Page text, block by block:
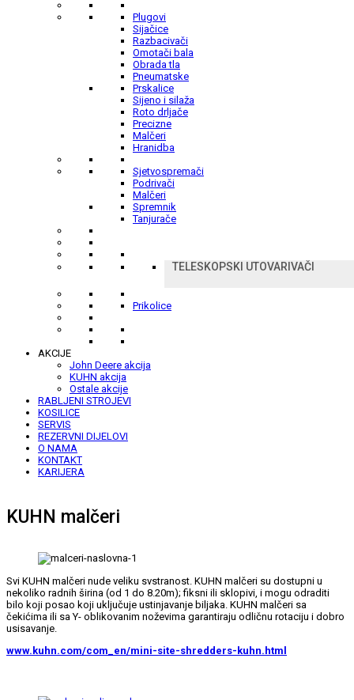
Plugovi
Sijačice
Razbacivači
Omotači bala
Obrada tla
Pneumatske
Prskalice
Sijeno i silaža
Roto drljače
Precizne
Malčeri
Hranidba
Sjetvospremači
Podrivači
Malčeri
Spremnik
Tanjurače
TELESKOPSKI UTOVARIVAČI
Prikolice
AKCIJE
John Deere akcija
KUHN akcija
Ostale akcije
RABLJENI STROJEVI
KOSILICE
SERVIS
REZERVNI DIJELOVI
O NAMA
KONTAKT
KARIJERA
KUHN malčeri
Svi KUHN malčeri nude veliku svstranost. KUHN malčeri su dostupni u
nekoliko radnih širina (od 1 do 8.20m); fiksni ili sklopivi, i mogu odraditi
bilo koji posao koji uključuje ustinjavanje biljaka. KUHN malčeri sa
čekićima ili sa Y- oblikovanim noževima garantiraju odličnu rotaciju i dobro
usisavanje.
www.kuhn.com/com_en/mini-site-shredders-kuhn.html